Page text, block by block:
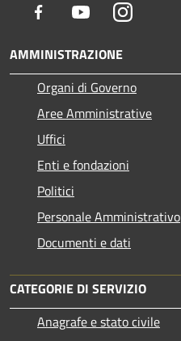
Facebook YoutubeInstagram
AMMINISTRAZIONE
Organi di Governo
Aree Amministrative
Uffici
Enti e fondazioni
Politici
Personale Amministrativo
Documenti e dati
CATEGORIE DI SERVIZIO
Anagrafe e stato civile